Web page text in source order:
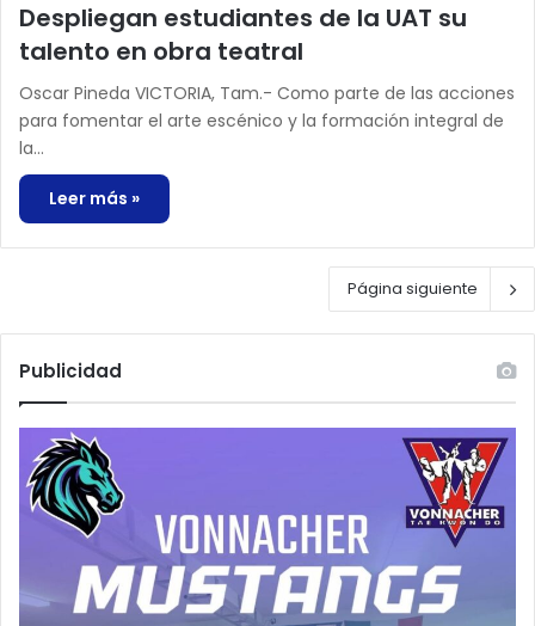
Despliegan estudiantes de la UAT su
talento en obra teatral
Oscar Pineda VICTORIA, Tam.- Como parte de las acciones
para fomentar el arte escénico y la formación integral de
la…
Leer más »
Página siguiente
Publicidad